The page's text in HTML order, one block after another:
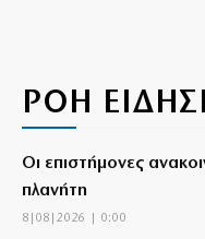
ΡΟΗ
Οι επιστήμονες
πλανήτη
8|08|2026 | 0:00